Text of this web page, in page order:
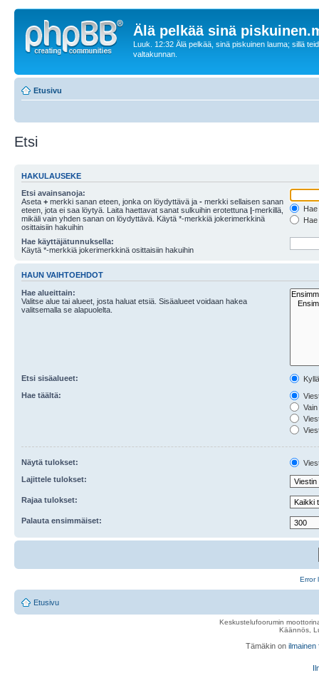
Älä pelkää sinä
Luuk. 12:32 Älä pelkää, sinä piskuinen lauma; sillä
valtakunnan.
Etusivu
Etsi
HAKULAUSEKE
Etsi avainsanoja:
Aseta + merkki sanan eteen, jonka on löydyttävä ja - merkki sellaisen sanan
eteen, jota ei saa löytyä. Laita haettavat sanat sulkuihin erotettuna |-merkillä,
mikäli vain yhden sanan on löydyttävä. Käytä *-merkkiä jokerimerkkinä
osittaisiin hakuihin
Hae käyttäjätunnuksella:
Käytä *-merkkiä jokerimerkkinä osittaisiin hakuihin
HAUN VAIHTOEHDOT
Hae alueittain:
Valitse alue tai alueet, josta haluat etsiä. Sisäalueet voidaan hakea
valitsemalla se alapuolelta.
Etsi sisäalueet:
Hae täältä:
Näytä tulokset:
Lajittele tulokset:
Rajaa tulokset:
Palauta ensimmäiset:
Error
Etusivu
Keskustelufoorumin
Käännös,
Tämäkin on ilmainen